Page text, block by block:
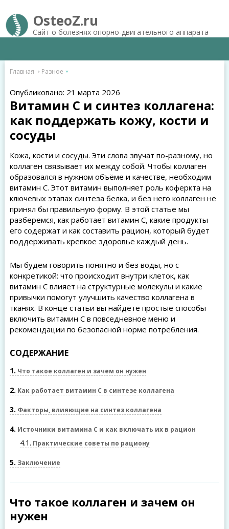
OsteoZ.ru
Сайт о болезнях опорно-двигательного аппарата
Главная Разное
Опубликовано: 21 марта 2026
Витамин C и синтез коллагена:
как поддержать кожу, кости и
сосуды
Кожа, кости и сосуды. Эти слова звучат по-разному, но
коллаген связывает их между собой. Чтобы коллаген
образовался в нужном объёме и качестве, необходим
витамин C. Этот витамин выполняет роль коферкта на
ключевых этапах синтеза белка, и без него коллаген не
принял бы правильную форму. В этой статье мы
разберемся, как работает витамин C, какие продукты
его содержат и как составить рацион, который будет
поддерживать крепкое здоровье каждый день.
Мы будем говорить понятно и без воды, но с
конкретикой: что происходит внутри клеток, как
витамин C влияет на структурные молекулы и какие
привычки помогут улучшить качество коллагена в
тканях. В конце статьи вы найдёте простые способы
включить витамин C в повседневное меню и
рекомендации по безопасной норме потребления.
СОДЕРЖАНИЕ
1 Что такое коллаген и зачем он нужен
2 Как работает витамин C в синтезе коллагена
3 Факторы, влияющие на синтез коллагена
4 Источники витамина C и как включать их в рацион
4.1 Практические советы по рациону
5 Заключение
Что такое коллаген и зачем он
нужен